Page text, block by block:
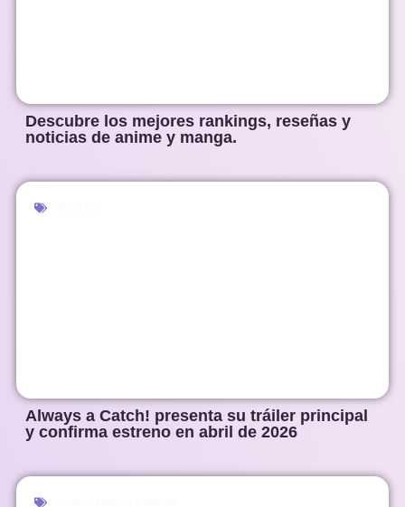
Descubre los mejores rankings, reseñas y
noticias de anime y manga.
Always a Catch! presenta su tráiler principal
y confirma estreno en abril de 2026